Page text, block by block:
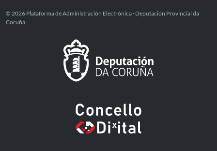
© 2026 Plataforma de Administración Electrónica · Deputación Provincial da
Coruña